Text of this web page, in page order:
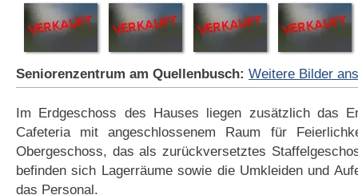
Seniorenzentrum am Quellenbusch: Weitere Bilder
Im Erdgeschoss des Hauses liegen zusätzlich das
Cafeteria mit angeschlossenem Raum für
Obergeschoss, das als zurückversetztes
befinden sich Lagerräume sowie die Umkleiden und
das Personal.